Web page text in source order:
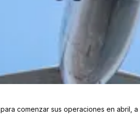
comenzar sus operaciones en